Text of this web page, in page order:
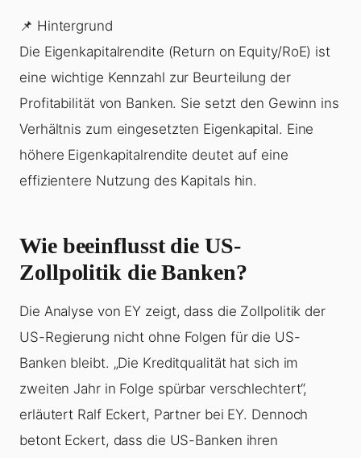
📌 Hintergrund
Die Eigenkapitalrendite (Return on Equity/RoE) ist
eine wichtige Kennzahl zur Beurteilung der
Profitabilität von Banken. Sie setzt den Gewinn ins
Verhältnis zum eingesetzten Eigenkapital. Eine
höhere Eigenkapitalrendite deutet auf eine
effizientere Nutzung des Kapitals hin.
Wie beeinflusst die US-
Zollpolitik die Banken?
Die Analyse von EY zeigt, dass die Zollpolitik der
US-Regierung nicht ohne Folgen für die US-
Banken bleibt. „Die Kreditqualität hat sich im
zweiten Jahr in Folge spürbar verschlechtert“,
erläutert Ralf Eckert, Partner bei EY. Dennoch
betont Eckert, dass die US-Banken ihren